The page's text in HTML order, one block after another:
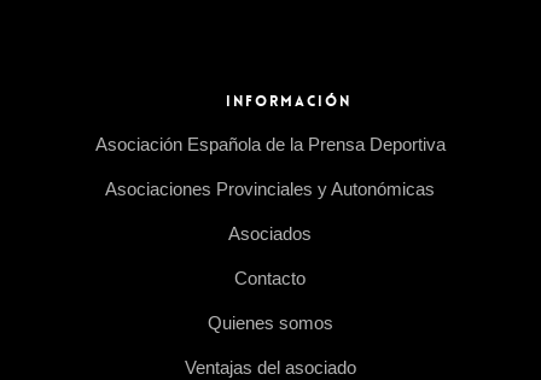
INFORMACIÓN
Asociación Española de la Prensa Deportiva
Asociaciones Provinciales y Autonómicas
Asociados
Contacto
Quienes somos
Ventajas del asociado